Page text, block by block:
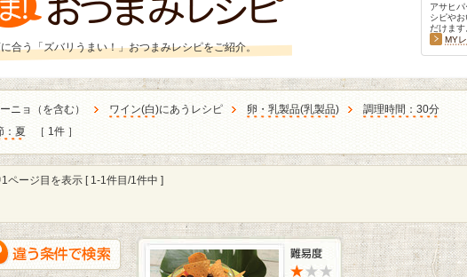
合う「ズバリうまい！」おつまみレシピをご紹介。
アサヒ
シピや
だけます
MY
ニョ（を含む） ワイン(白)にあうレシピ 卵・乳製品(乳製品)
調理時間：30分
：夏
［ 1件 ］
ページ目を表示 [ 1-1件目/1件中 ]